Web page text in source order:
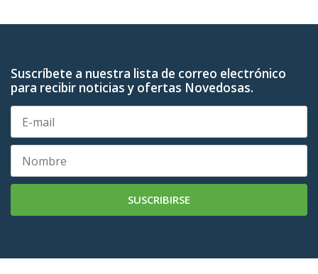
Suscríbete a nuestra lista de correo electrónico
para recibir noticias y ofertas Novedosas.
SUSCRIBIRSE